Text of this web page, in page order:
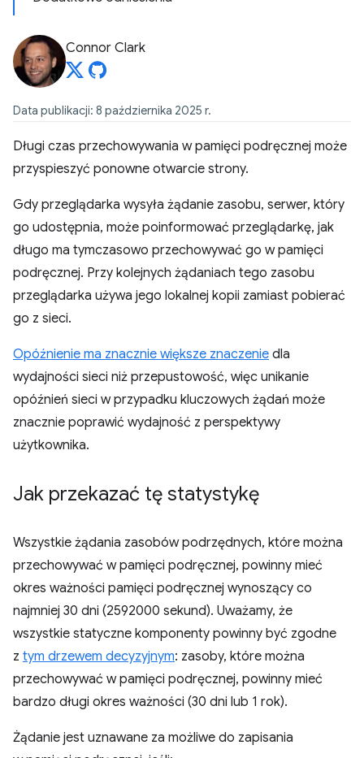
Connor Clark
Data publikacji: 8 października 2025 r.
Długi czas przechowywania w pamięci podręcznej może
przyspieszyć ponowne otwarcie strony.
Gdy przeglądarka wysyła żądanie zasobu, serwer, który
go udostępnia, może poinformować przeglądarkę, jak
długo ma tymczasowo przechowywać go w pamięci
podręcznej. Przy kolejnych żądaniach tego zasobu
przeglądarka używa jego lokalnej kopii zamiast pobierać
go z sieci.
Opóźnienie ma znacznie większe znaczenie dla
wydajności sieci niż przepustowość, więc unikanie
opóźnień sieci w przypadku kluczowych żądań może
znacznie poprawić wydajność z perspektywy
użytkownika.
Jak przekazać tę statystykę
Wszystkie żądania zasobów podrzędnych, które można
przechowywać w pamięci podręcznej, powinny mieć
okres ważności pamięci podręcznej wynoszący co
najmniej 30 dni (2592000 sekund). Uważamy, że
wszystkie statyczne komponenty powinny być zgodne
z tym drzewem decyzyjnym: zasoby, które można
przechowywać w pamięci podręcznej, powinny mieć
bardzo długi okres ważności (30 dni lub 1 rok).
Żądanie jest uznawane za możliwe do zapisania